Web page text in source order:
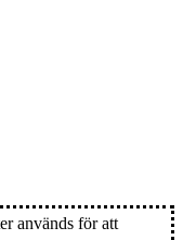
används för att